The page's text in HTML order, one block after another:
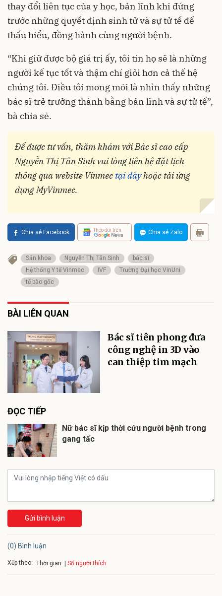
thay đổi liên tục của y học, bản lĩnh khi đứng
trước những quyết định sinh tử và sự tử tế để
thấu hiểu, đồng hành cùng người bệnh.
“Khi giữ được bộ giá trị ấy, tôi tin họ sẽ là những
người kế tục tốt và thậm chí giỏi hơn cả thế hệ
chúng tôi. Điều tôi mong mỏi là nhìn thấy những
bác sĩ trẻ trưởng thành bằng bản lĩnh và sự tử tế”,
bà chia sẻ.
Để được tư vấn, thăm khám vớiBác sĩ cao cấp
Nguyễn Thị Tân Sinhvui lòng liên hệ đặt lịch
thông qua website Vinmec tại đâyhoặc tải ứng
dụng MyVinmec.
Chia sẻ Facebook Theo dõi trên Chia sẻ Zalo
Sản khoa Nguyễn Thị Tân Sinh
bác sĩ
Hệ thống Y tế Vinmec
IVF
Trường Đại học VinUni
tế bào gốc
BÀI LIÊN QUAN
Bác sĩ tiên phong đưa
công nghệ in 3D vào
can thiệp tim mạch
ĐỌC TIẾP
Nữ bác sĩ kịp thời cứu người bệnh trong
gang tấc
Gửi bình luận
(0) Bình luận
Xếp theo: Thời gian Số người thích